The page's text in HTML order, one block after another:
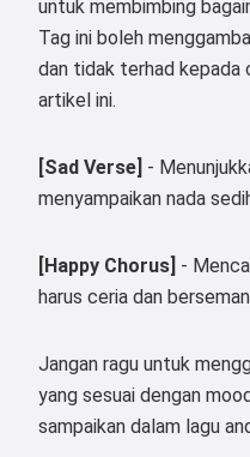
untuk membimbing
Tag ini boleh
dan tidak terhad kepada
artikel ini.
[Sad Verse] -
menyampaikan nada
[Happy Chorus] -
harus ceria dan
Jangan ragu untuk
yang sesuai dengan
sampaikan dalam lagu
Saya boleh
puisi dan